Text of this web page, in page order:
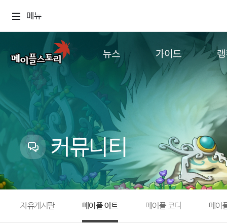
메뉴
뉴스
업데이트
이벤트
캐시샵 공지
메이플 알림판
with maple
가이드
추가정보
컨텐
커뮤니티
자유게시판 메이플 아트 메이플 코디 메이